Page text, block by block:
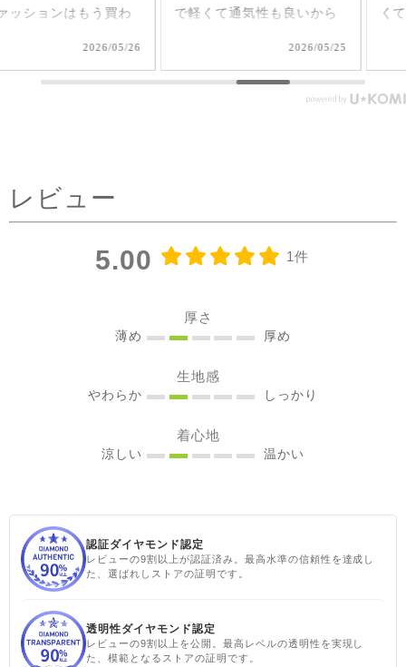
で軽くて通気性も良いから
フェアトレード #fairtrade #
2026/05/25
くて柔らか♪ 前後を変えて
で可愛いいけど、刺繍面を
前にした時はリネンジレと
クが明るく優しい雰囲気に
🔶 OC2wayピンタックノー
す #sisam ＃フェアトレード
ッション
2026/05/17
レビュー
5.00 1件
厚さ
薄め 厚め
生地感
やわらか しっかり
着心地
涼しい 温かい
認証ダイヤモンド認定
レビューの9割以上が認証済み。最高水準の信頼性を達成し
た、選ばれしストアの証明です。
透明性ダイヤモンド認定
レビューの9割以上を公開。最高レベルの透明性を実現し
た、模範となるストアの証明です。